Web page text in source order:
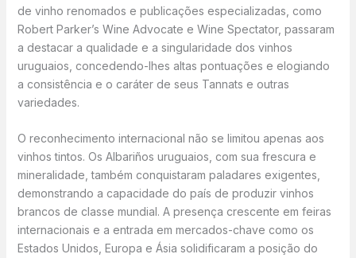
de vinho renomados e publicações especializadas, como
Robert Parker’s Wine Advocate e Wine Spectator, passaram
a destacar a qualidade e a singularidade dos vinhos
uruguaios, concedendo-lhes altas pontuações e elogiando
a consistência e o caráter de seus Tannats e outras
variedades.
O reconhecimento internacional não se limitou apenas aos
vinhos tintos. Os Albariños uruguaios, com sua frescura e
mineralidade, também conquistaram paladares exigentes,
demonstrando a capacidade do país de produzir vinhos
brancos de classe mundial. A presença crescente em feiras
internacionais e a entrada em mercados-chave como os
Estados Unidos, Europa e Ásia solidificaram a posição do